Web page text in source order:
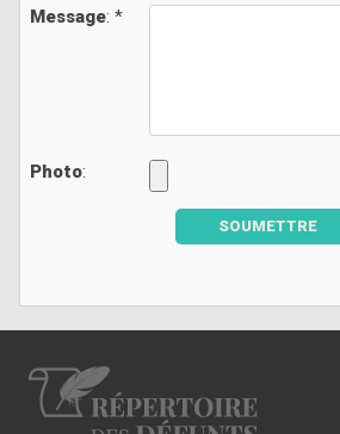
Message: *
Photo:
SOUMETTRE